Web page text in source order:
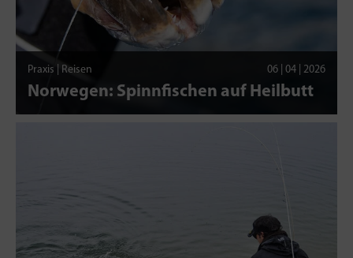
Praxis | Reisen 06 | 04 | 2026
Norwegen: Spinnfischen auf Heilbutt